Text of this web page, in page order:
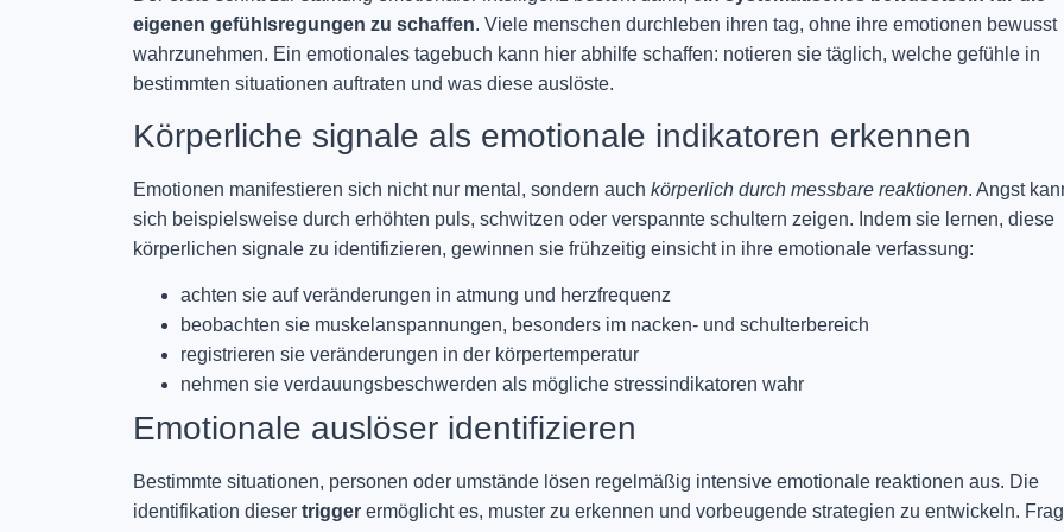
eigenen gefühlsregungen zu schaffen. Viele menschen durchleben ihren tag, ohne ihre emotionen bewusst
wahrzunehmen. Ein emotionales tagebuch kann hier abhilfe schaffen: notieren sie täglich, welche gefühle in
bestimmten situationen auftraten und was diese auslöste.
Körperliche signale als emotionale indikatoren erkennen
Emotionen manifestieren sich nicht nur mental, sondern auch körperlich durch messbare reaktionen. Angst
sich beispielsweise durch erhöhten puls, schwitzen oder verspannte schultern zeigen. Indem sie lernen, diese
körperlichen signale zu identifizieren, gewinnen sie frühzeitig einsicht in ihre emotionale verfassung:
achten sie auf veränderungen in atmung und herzfrequenz
beobachten sie muskelanspannungen, besonders im nacken- und schulterbereich
registrieren sie veränderungen in der körpertemperatur
nehmen sie verdauungsbeschwerden als mögliche stressindikatoren wahr
Emotionale auslöser identifizieren
Bestimmte situationen, personen oder umstände lösen regelmäßig intensive emotionale reaktionen aus. Die
identifikation dieser trigger ermöglicht es, muster zu erkennen und vorbeugende strategien zu entwickeln.